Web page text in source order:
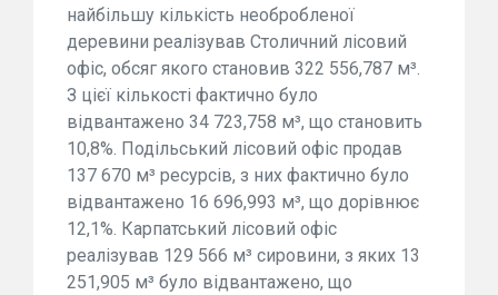
найбільшу кількість необробленої
деревини реалізував Столичний лісовий
офіс, обсяг якого становив 322 556,787 м³.
З цієї кількості фактично було
відвантажено 34 723,758 м³, що становить
10,8%. Подільський лісовий офіс продав
137 670 м³ ресурсів, з них фактично було
відвантажено 16 696,993 м³, що дорівнює
12,1%. Карпатський лісовий офіс
реалізував 129 566 м³ сировини, з яких 13
251,905 м³ було відвантажено, що